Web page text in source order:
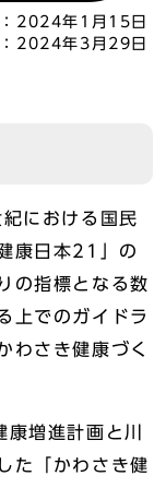
2024年1月15日
2024年3月29日
における国民
康日本21」の
の指標となる数
上でのガイドラ
わさき健康づく
増進計画と川
た「かわさき健